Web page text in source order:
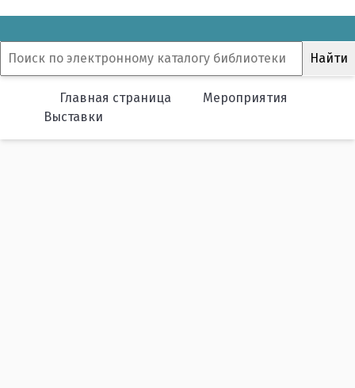
Главная страница
Мероприятия
Выставки